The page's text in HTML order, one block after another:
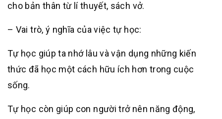
cho bản thân từ lí thuyết, sách vở.
– Vai trò, ý nghĩa của việc tự học:
Tự học giúp ta nhớ lâu và vận dụng những kiến
thức đã học một cách hữu ích hơn trong cuộc
sống.
Tự học còn giúp con người trở nên năng động,